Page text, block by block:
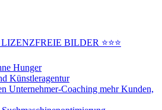
LIZENZFREIE BILDER ⭐⭐⭐
Hunger
Künstleragentur
Unternehmer-Coaching mehr Kunden,